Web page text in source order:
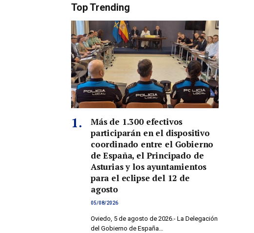
Top Trending
Más de 1.300 efectivos
participarán en el dispositivo
coordinado entre el Gobierno
de España, el Principado de
Asturias y los ayuntamientos
para el eclipse del 12 de
agosto
05/08/2026
Oviedo, 5 de agosto de 2026.- La Delegación
del Gobierno de España…